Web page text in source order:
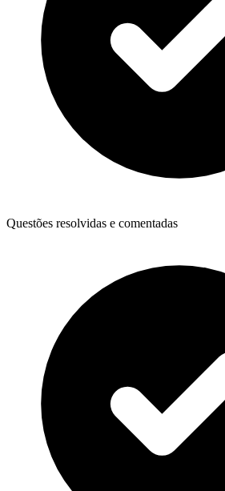
Questões resolvidas e comentadas